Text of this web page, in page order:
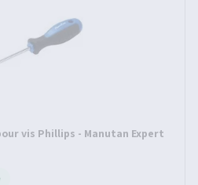
vis Phillips - Manutan Expert